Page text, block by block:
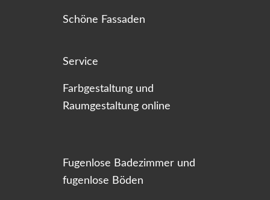
Schöne Fassaden
Service
Farbgestaltung und
Raumgestaltung online
Fugenlose Badezimmer und
fugenlose Böden